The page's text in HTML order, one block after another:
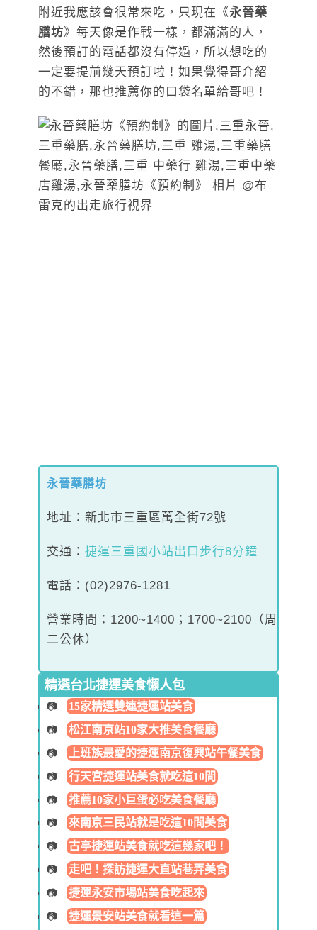
附近我應該會很常來吃，只現在《永晉藥
膳坊》每天像是作戰一樣，都滿滿的人，
然後預訂的電話都沒有停過，所以想吃的
一定要提前幾天預訂啦！如果覺得哥介紹
的不錯，那也推薦你的口袋名單給哥吧！
永晉藥膳坊
地址：新北市三重區萬全街72號
交通： 捷運三重國小站出口步行8分鐘
電話：(02)2976-1281
營業時間：1200~1400；1700~2100（周
二公休）
精選台北捷運美食懶人包
15家精選雙連捷運站美食
松江南京站10家大推美食餐廳
上班族最愛的捷運南京復興站午餐美食
行天宮捷運站美食就吃這10間
推薦10家小巨蛋必吃美食餐廳
來南京三民站就是吃這10間美食
古亭捷運站美食就吃這幾家吧！
走吧！探訪捷運大直站巷弄美食
捷運永安市場站美食吃起來
捷運景安站美食就看這一篇